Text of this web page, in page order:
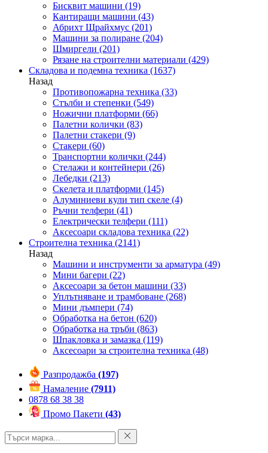
Бисквит машини (19)
Кантиращи машини (43)
Абрихт Щрайхмус (201)
Машини за полиране (204)
Шмиргели (201)
Рязане на строителни материали (429)
Складова и подемна техника (1637)
Назад
Противопожарна техника (33)
Стълби и степенки (549)
Ножични платформи (66)
Палетни колички (83)
Палетни стакери (9)
Стакери (60)
Транспортни колички (244)
Стелажи и контейнери (26)
Лебедки (213)
Скелета и платформи (145)
Алуминиеви кули тип скеле (4)
Ръчни телфери (41)
Електрически телфери (111)
Аксесоари складова техника (22)
Строителна техника (2141)
Назад
Машини и инструменти за арматура (49)
Мини багери (22)
Аксесоари за бетон машини (33)
Уплътняване и трамбоване (268)
Мини дъмпери (74)
Обработка на бетон (620)
Обработка на тръби (863)
Шпакловка и замазка (119)
Аксесоари за строителна техника (48)
Разпродажба (197)
Намаление (7911)
0878 68 38 38
Промо Пакети (43)